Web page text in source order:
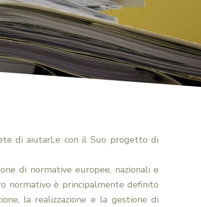
diritto edilizio
Risarcimento
professionale,
Mayr
Dott.ssa
di aiutarLe con il Suo progetto di
di normative europee, nazionali e
normativo è principalmente definito
la realizzazione e la gestione di